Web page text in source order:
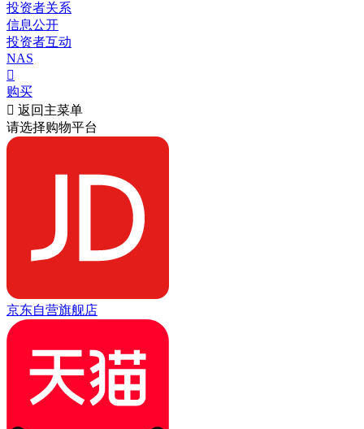
投资者关系
信息公开
投资者互动
NAS

购买
 返回主菜单
请选择购物平台
京东自营旗舰店